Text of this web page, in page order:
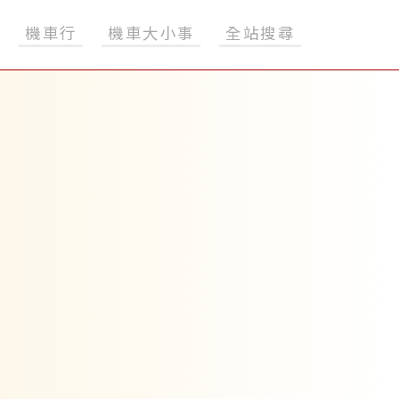
機車行 機車大小事 全站搜尋